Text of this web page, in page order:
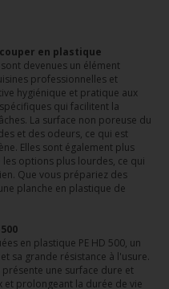
en plastique
devenues un élément
professionnelles et
hygiénique et pratique aux
qui facilitent la
La surface non poreuse du
et des odeurs, ce qui est
Elles sont également plus
options plus lourdes, ce qui
Que vous prépariez des
planche en plastique de
en plastique PE HD 500, un
sa grande résistance à l'usure.
une surface dure et
et prolongeant la durée de vie